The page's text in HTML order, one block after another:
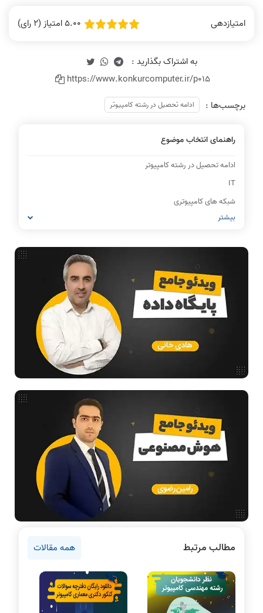
امتیازدهی 5.00 امتیاز (2 رای)
https://www.konkurcomputer.ir/p015
برچسب‌ها :
ادامه تحصیل در رشته کامپیوتر
راهنمای انتخاب موضوع
ادامه تحصیل در رشته کامپیوتر
IT
شبکه های کامپیوتری
مشاغل رشته کامپیوتر
مدار منطقی
ساختمان داده
طراحی الگوریتم
هوش مصنوعی
فیلم حل سوال و تست
مقالات عمومی رشته کامپیوتر
آمادگی برای کنکور
دانشگاه ها
اخبار آزمون ها
دروس مهندسی کامپیوتر
پایتون
سی شارپ
بیشتر
مطالب مرتبط همه مقالات